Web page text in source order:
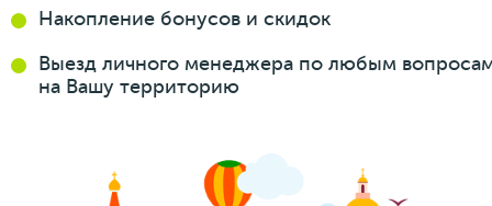
Накопление бонусов и скидок
Выезд личного менеджера по любым
на Вашу территорию